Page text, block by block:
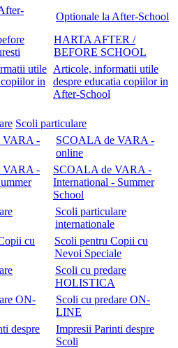
Optionale la After-School
HARTA AFTER /
BEFORE SCHOOL
Articole, informatii utile
despre educatia copiilor in
After-School
Scoli particulare
SCOALA de VARA -
online
SCOALA de VARA -
International - Summer
School
Scoli particulare
internationale
Scoli pentru Copii cu
Nevoi Speciale
Scoli cu predare
HOLISTICA
Scoli cu predare ON-
LINE
Impresii Parinti despre
Scoli